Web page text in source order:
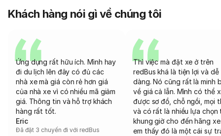
Khách hàng nói gì về chúng tôi
Ứng dụng rất hữu ích. Mình hay
đi du lịch lên đây có đủ các
nhà xe mà giá còn rẻ hơn giá
của nhà xe vì có nhiều mã giảm
giá. Thông tin và hỗ trợ khách
hàng rất tốt.
Eric
Đã đặt 3 chuyến đi với redBus
Thì việc mà đặt xe ở trên
redBus khá là tiện lợi và dễ
dàng. Nó cũng rất là minh
về giá cả lẫn. Mình có thể
được sơ đồ, chỗ ngồi, mọi
và có rất là nhiều lựa chọn
khung giờ cho đến hãng
em thấy đó là một cái sự